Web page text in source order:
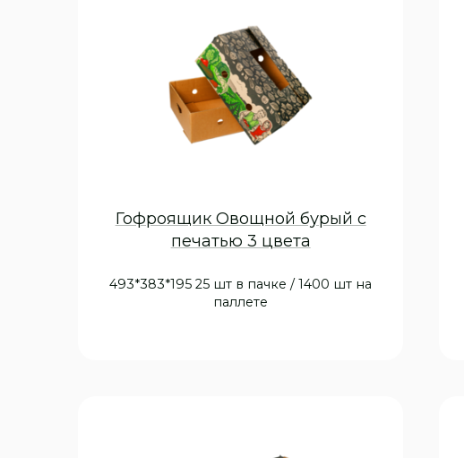
Гофроящик Овощной бурый с
печатью 3 цвета
493*383*195 25 шт в пачке / 1400 шт на
паллете